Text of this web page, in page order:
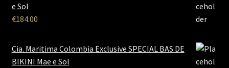
e Sol
€184.00
Cia. Maritima Colombia Exclusive SPECIAL BAS DE
BIKINI Mae e Sol